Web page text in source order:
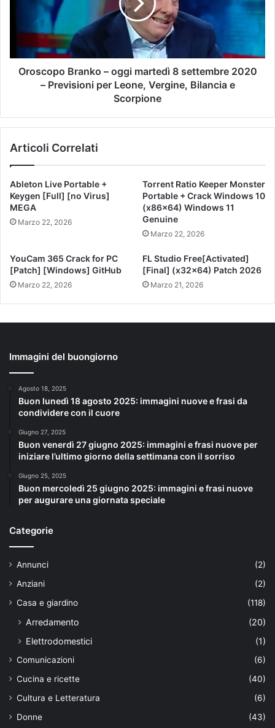
Oroscopo Branko – oggi martedì 8 settembre 2020
– Previsioni per Leone, Vergine, Bilancia e
Scorpione
Articoli Correlati
Ableton Live Portable +
Keygen [Full] [no Virus]
MEGA
Marzo 22, 2026
Torrent Ratio Keeper Monster
Portable + Crack Windows 10
(x86x64) Windows 11
Genuine
Marzo 22, 2026
YouCam 365 Crack for PC
[Patch] [Windows] GitHub
Marzo 22, 2026
FL Studio Free[Activated]
[Final] (x32x64) Patch 2026
Marzo 21, 2026
Immagini del buongiorno
Agosto 18, 2025
Buon lunedì 18 agosto 2025: immagini nuove e frasi da
condividere con il cuore
Giugno 27, 2025
Buon venerdì 27 giugno 2025: immagini e frasi nuove per
iniziare l’ultimo giorno della settimana con il sorriso
Giugno 25, 2025
Buon mercoledì 25 giugno 2025: immagini e frasi nuove
per augurare una giornata speciale
Categorie
Annunci
(2)
Anziani
(2)
Casa e giardino
(118)
Arredamento
(20)
Elettrodomestici
(1)
Comunicazioni
(6)
Cucina e ricette
(40)
Cultura e Letteratura
(6)
Donne
(43)